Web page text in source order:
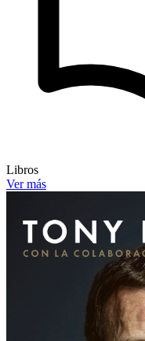
Libros
Ver más